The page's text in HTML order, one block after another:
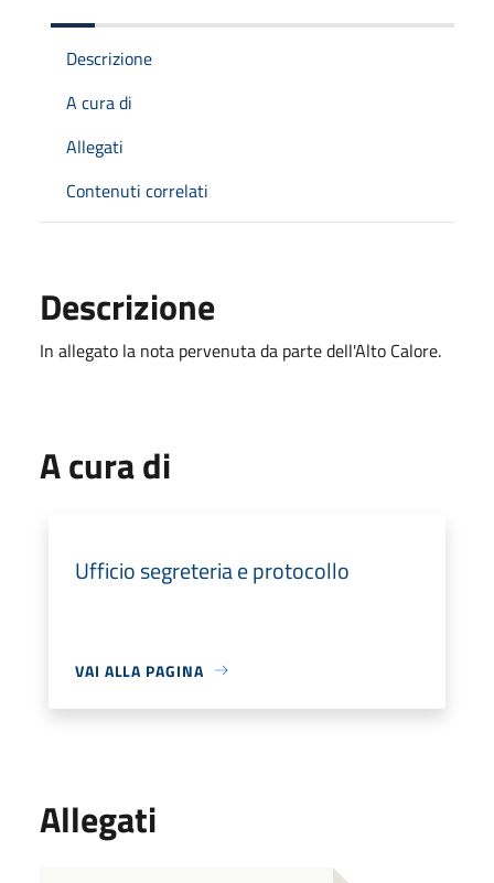
Descrizione
A cura di
Allegati
Contenuti correlati
Descrizione
In allegato la nota pervenuta da parte dell'Alto Calore.
A cura di
Ufficio segreteria e protocollo
VAI ALLA PAGINA
Allegati